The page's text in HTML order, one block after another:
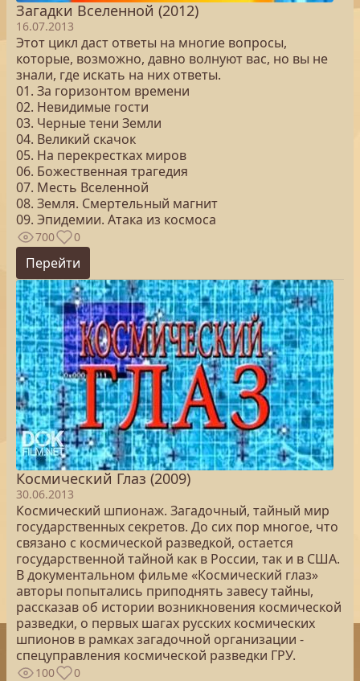
Загадки Вселенной (2012)
16.07.2013
Этот цикл даст ответы на многие вопросы,
которые, возможно, давно волнуют вас, но вы не
знали, где искать на них ответы.
01. За горизонтом времени
02. Невидимые гости
03. Черные тени Земли
04. Великий скачок
05. На перекрестках миров
06. Божественная трагедия
07. Месть Вселенной
08. Земля. Смертельный магнит
09. Эпидемии. Атака из космоса
700 0
Перейти
Космический Глаз (2009)
30.06.2013
Космический шпионаж. Загадочный, тайный мир
государственных секретов. До сих пор многое, что
связано с космической разведкой, остается
государственной тайной как в России, так и в США.
В документальном фильме «Космический глаз»
авторы попытались приподнять завесу тайны,
рассказав об истории возникновения космической
разведки, о первых шагах русских космических
шпионов в рамках загадочной организации -
спецуправления космической разведки ГРУ.
100 0